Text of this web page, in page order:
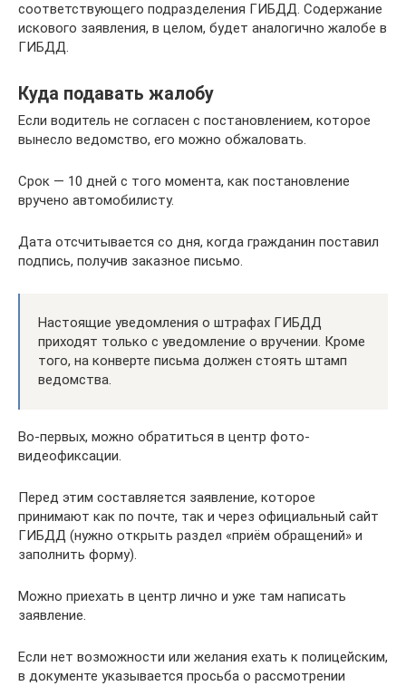
соответствующего подразделения ГИБДД. Содержание
искового заявления, в целом, будет аналогично жалобе в
ГИБДД.
Куда подавать жалобу
Если водитель не согласен с постановлением, которое
вынесло ведомство, его можно обжаловать.
Срок — 10 дней с того момента, как постановление
вручено автомобилисту.
Дата отсчитывается со дня, когда гражданин поставил
подпись, получив заказное письмо.
Настоящие уведомления о штрафах ГИБДД
приходят только с уведомление о вручении. Кроме
того, на конверте письма должен стоять штамп
ведомства.
Во-первых, можно обратиться в центр фото-
видеофиксации.
Перед этим составляется заявление, которое
принимают как по почте, так и через официальный сайт
ГИБДД (нужно открыть раздел «приём обращений» и
заполнить форму).
Можно приехать в центр лично и уже там написать
заявление.
Если нет возможности или желания ехать к полицейским,
в документе указывается просьба о рассмотрении